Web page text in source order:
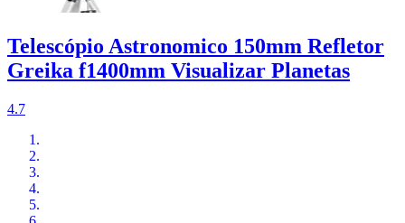
Telescópio Astronomico 150mm Refletor
Greika f1400mm Visualizar Planetas
4.7